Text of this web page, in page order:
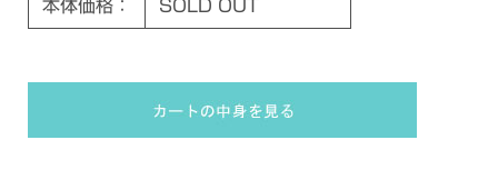
本体価格： SOLD OUT